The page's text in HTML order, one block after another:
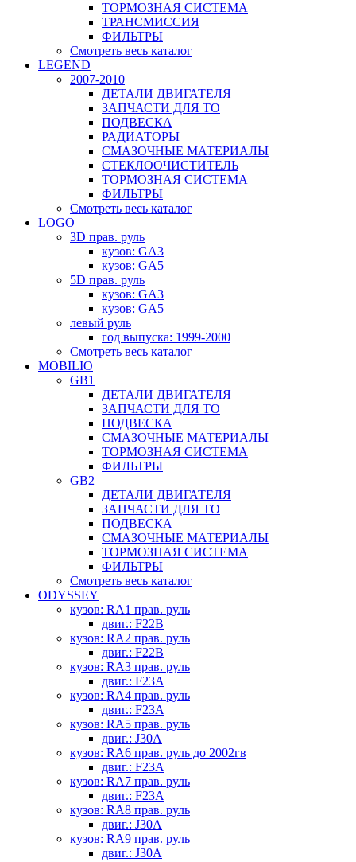
ТОРМОЗНАЯ СИСТЕМА
ТРАНСМИССИЯ
ФИЛЬТРЫ
Смотреть весь каталог
LEGEND
2007-2010
ДЕТАЛИ ДВИГАТЕЛЯ
ЗАПЧАСТИ ДЛЯ ТО
ПОДВЕСКА
РАДИАТОРЫ
СМАЗОЧНЫЕ МАТЕРИАЛЫ
СТЕКЛООЧИСТИТЕЛЬ
ТОРМОЗНАЯ СИСТЕМА
ФИЛЬТРЫ
Смотреть весь каталог
LOGO
3D прав. руль
кузов: GA3
кузов: GA5
5D прав. руль
кузов: GA3
кузов: GA5
левый руль
год выпуска: 1999-2000
Смотреть весь каталог
MOBILIO
GB1
ДЕТАЛИ ДВИГАТЕЛЯ
ЗАПЧАСТИ ДЛЯ ТО
ПОДВЕСКА
СМАЗОЧНЫЕ МАТЕРИАЛЫ
ТОРМОЗНАЯ СИСТЕМА
ФИЛЬТРЫ
GB2
ДЕТАЛИ ДВИГАТЕЛЯ
ЗАПЧАСТИ ДЛЯ ТО
ПОДВЕСКА
СМАЗОЧНЫЕ МАТЕРИАЛЫ
ТОРМОЗНАЯ СИСТЕМА
ФИЛЬТРЫ
Смотреть весь каталог
ODYSSEY
кузов: RA1 прав. руль
двиг.: F22B
кузов: RA2 прав. руль
двиг.: F22B
кузов: RA3 прав. руль
двиг.: F23A
кузов: RA4 прав. руль
двиг.: F23A
кузов: RA5 прав. руль
двиг.: J30A
кузов: RA6 прав. руль до 2002гв
двиг.: F23A
кузов: RA7 прав. руль
двиг.: F23A
кузов: RA8 прав. руль
двиг.: J30A
кузов: RA9 прав. руль
двиг.: J30A